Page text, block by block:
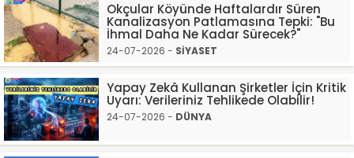
Okçular Köyünde Haftalardır Süren
Kanalizasyon Patlamasına Tepki: "Bu
İhmal Daha Ne Kadar Sürecek?"
24-07-2026 - SİYASET
Yapay Zekâ Kullanan Şirketler İçin Kritik
Uyarı: Verileriniz Tehlikede Olabilir!
24-07-2026 - DÜNYA